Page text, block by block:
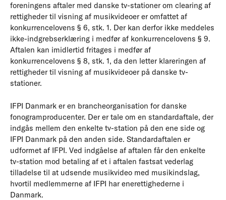
foreningens aftaler med danske tv-stationer om clearing af
rettigheder til visning af musikvideoer er omfattet af
konkurrencelovens § 6, stk. 1. Der kan derfor ikke meddeles
ikke-indgrebserklæring i medfør af konkurrencelovens § 9.
Aftalen kan imidlertid fritages i medfør af
konkurrencelovens § 8, stk. 1, da den letter klareringen af
rettigheder til visning af musikvideoer på danske tv-
stationer.
IFPI Danmark er en brancheorganisation for danske
fonogramproducenter. Der er tale om en standardaftale, der
indgås mellem den enkelte tv-station på den ene side og
IFPI Danmark på den anden side. Standardaftalen er
udformet af IFPI. Ved indgåelse af aftalen får den enkelte
tv-station mod betaling af et i aftalen fastsat vederlag
tilladelse til at udsende musikvideo med musikindslag,
hvortil medlemmerne af IFPI har enerettighederne i
Danmark.